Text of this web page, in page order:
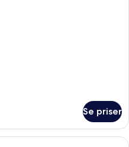
Se priser
Ett modernt hotellrum med en stor